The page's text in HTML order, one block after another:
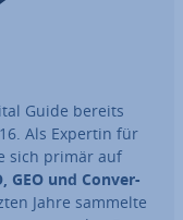
Guide bereits
Als Expertin für
sich primär auf
GEO und Con­ver­
Jahre sammelte